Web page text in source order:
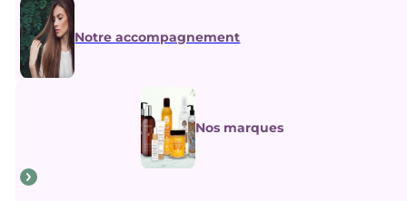
Notre accompagnement
Nos marques